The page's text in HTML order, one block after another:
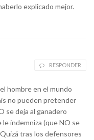
explicado mejor.
RESPONDER
hombre en el mundo
no pueden pretender
se deja al ganadero
indemniza (que NO se
tras los defensores